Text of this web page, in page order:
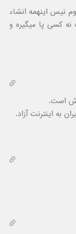
نیس اینهمه انشاء
کسی پا میگیره و
است.
به اینترنت آزاد.